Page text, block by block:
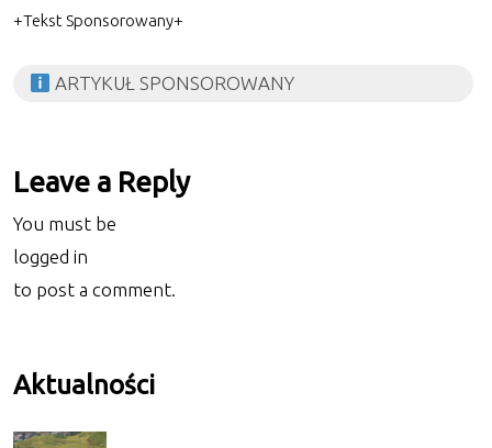
+Tekst Sponsorowany+
ARTYKUŁ SPONSOROWANY
Leave a Reply
You must be
logged in
to post a comment.
Aktualności